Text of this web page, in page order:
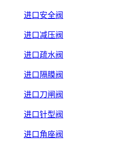
进口安全阀
进口减压阀
进口疏水阀
进口隔膜阀
进口刀闸阀
进口针型阀
进口角座阀